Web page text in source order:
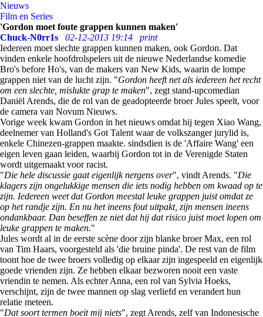
Nieuws
Film en Series
'Gordon moet foute grappen kunnen maken'
Chuck-N0rr1s
02-12-2013 19:14
print
Iedereen moet slechte grappen kunnen maken, ook Gordon. Dat
vinden enkele hoofdrolspelers uit de nieuwe Nederlandse komedie
Bro's before Ho's, van de makers van New Kids, waarin de lompe
grappen niet van de lucht zijn. "Gordon heeft net als iedereen het recht
om een slechte, mislukte grap te maken", zegt stand-upcomedian
Daniël Arends, die de rol van de geadopteerde broer Jules speelt, voor
de camera van Novum Nieuws.
Vorige week kwam Gordon in het nieuws omdat hij tegen Xiao Wang,
deelnemer van Holland's Got Talent waar de volkszanger jurylid is,
enkele Chinezen-grappen maakte. sindsdien is de 'Affaire Wang' een
eigen leven gaan leiden, waarbij Gordon tot in de Verenigde Staten
wordt uitgemaakt voor racist.
"Die hele discussie gaat eigenlijk nergens over", vindt Arends. "Die
klagers zijn ongelukkige mensen die iets nodig hebben om kwaad op te
zijn. Iedereen weet dat Gordon meestal leuke grappen juist omdat ze
op het randje zijn. En nu het ineens fout uitpakt, zijn mensen ineens
ondankbaar. Dan beseffen ze niet dat hij dat risico juist moet lopen om
leuke grappen te maken."
Jules wordt al in de eerste scène door zijn blanke broer Max, een rol
van Tim Haars, voorgesteld als 'die bruine pinda'. De rest van de film
toont hoe de twee broers volledig op elkaar zijn ingespeeld en eigenlijk
goede vrienden zijn. Ze hebben elkaar bezworen nooit een vaste
vriendin te nemen. Als echter Anna, een rol van Sylvia Hoeks,
verschijnt, zijn de twee mannen op slag verliefd en verandert hun
relatie meteen.
"Dat soort termen boeit mij niets", zegt Arends, zelf van Indonesische